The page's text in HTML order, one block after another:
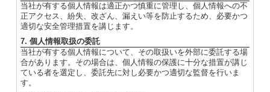
当社が有する個人情報は適正かつ慎重に管理し、個人情報への不
正アクセス、紛失、改ざん、漏えい等を防止するため、必要かつ
適切な安全管理措置を講じます。
7. 個人情報取扱の委託
当社が有する個人情報について、その取扱いを外部に委託する場
合があります。その場合は、個人情報の保護に十分な措置が講じ
ている者を選定し、委託先に対し必要かつ適切な監督を行いま
す。